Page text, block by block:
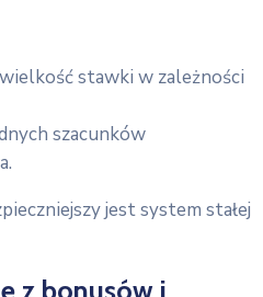
stawki w zależności
szacunków
jest system stałej